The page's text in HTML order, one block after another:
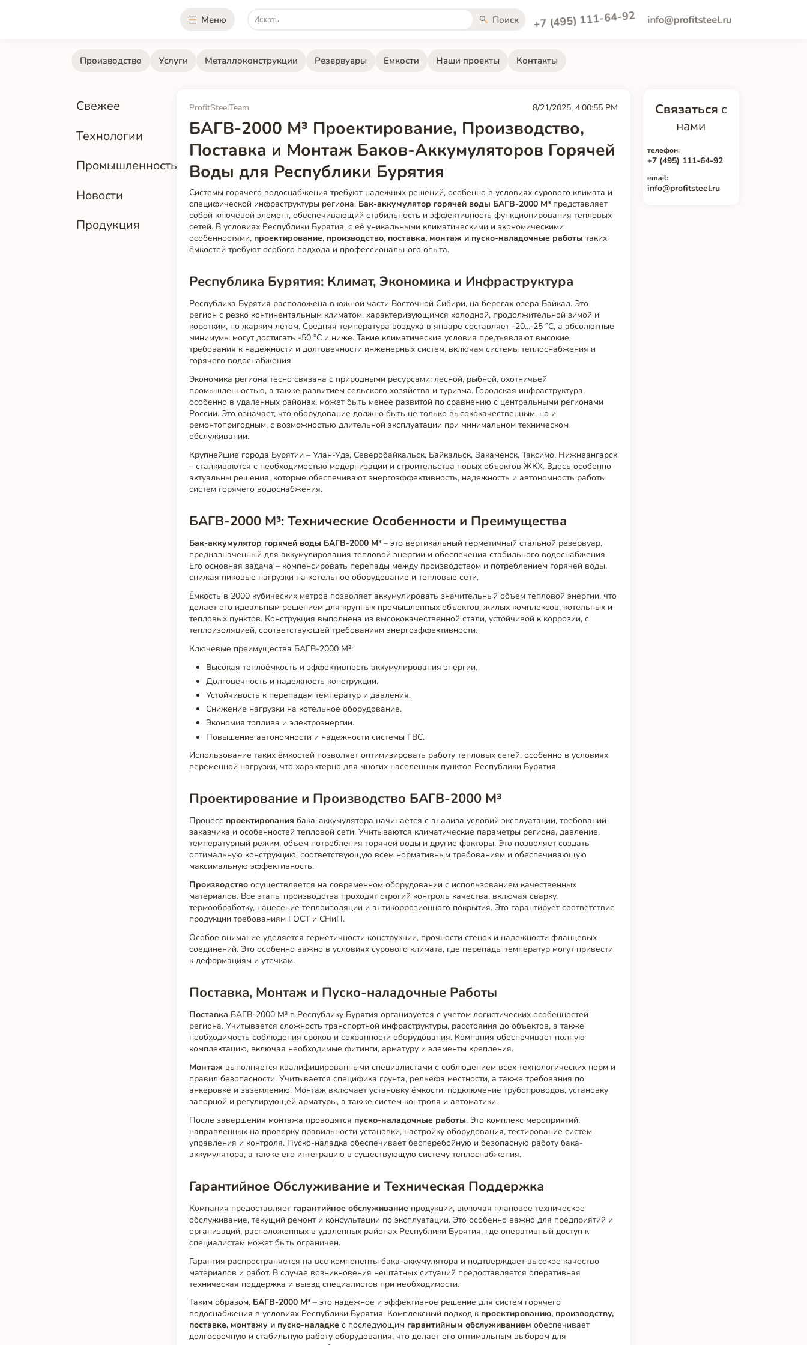
Меню Поиск +7 (495) 111-64-92 info@profitsteel.ru
Производство Услуги Металлоконструкции Резервуары Емкости Наши проекты Контакты
Свежее
Технологии
Промышленность
Новости
Продукция
ProfitSteelTeam 8/21/2025, 4:00:55 PM
БАГВ-2000 М³ Проектирование, Производство,
Поставка и Монтаж Баков-Аккумуляторов Горячей
Воды для Республики Бурятия
Системы горячего водоснабжения требуют надежных решений, особенно в условиях сурового климата и
специфической инфраструктуры региона. Бак-аккумулятор горячей воды БАГВ-2000 М³ представляет
собой ключевой элемент, обеспечивающий стабильность и эффективность функционирования тепловых
сетей. В условиях Республики Бурятия, с её уникальными климатическими и экономическими
особенностями, проектирование, производство, поставка, монтаж и пуско-наладочные работы таких
ёмкостей требуют особого подхода и профессионального опыта.
Республика Бурятия: Климат, Экономика и Инфраструктура
Республика Бурятия расположена в южной части Восточной Сибири, на берегах озера Байкал. Это
регион с резко континентальным климатом, характеризующимся холодной, продолжительной зимой и
коротким, но жарким летом. Средняя температура воздуха в январе составляет -20...-25 °C, а абсолютные
минимумы могут достигать -50 °C и ниже. Такие климатические условия предъявляют высокие
требования к надежности и долговечности инженерных систем, включая системы теплоснабжения и
горячего водоснабжения.
Экономика региона тесно связана с природными ресурсами: лесной, рыбной, охотничьей
промышленностью, а также развитием сельского хозяйства и туризма. Городская инфраструктура,
особенно в удаленных районах, может быть менее развитой по сравнению с центральными регионами
России. Это означает, что оборудование должно быть не только высококачественным, но и
ремонтопригодным, с возможностью длительной эксплуатации при минимальном техническом
обслуживании.
Крупнейшие города Бурятии – Улан-Удэ, Северобайкальск, Байкальск, Закаменск, Таксимо, Нижнеангарск
– сталкиваются с необходимостью модернизации и строительства новых объектов ЖКХ. Здесь особенно
актуальны решения, которые обеспечивают энергоэффективность, надежность и автономность работы
систем горячего водоснабжения.
БАГВ-2000 М³: Технические Особенности и Преимущества
Бак-аккумулятор горячей воды БАГВ-2000 М³ – это вертикальный герметичный стальной резервуар,
предназначенный для аккумулирования тепловой энергии и обеспечения стабильного водоснабжения.
Его основная задача – компенсировать перепады между производством и потреблением горячей воды,
снижая пиковые нагрузки на котельное оборудование и тепловые сети.
Ёмкость в 2000 кубических метров позволяет аккумулировать значительный объем тепловой энергии, что
делает его идеальным решением для крупных промышленных объектов, жилых комплексов, котельных и
тепловых пунктов. Конструкция выполнена из высококачественной стали, устойчивой к коррозии, с
теплоизоляцией, соответствующей требованиям энергоэффективности.
Ключевые преимущества БАГВ-2000 М³:
Высокая теплоёмкость и эффективность аккумулирования энергии.
Долговечность и надежность конструкции.
Устойчивость к перепадам температур и давления.
Снижение нагрузки на котельное оборудование.
Экономия топлива и электроэнергии.
Повышение автономности и надежности системы ГВС.
Использование таких ёмкостей позволяет оптимизировать работу тепловых сетей, особенно в условиях
переменной нагрузки, что характерно для многих населенных пунктов Республики Бурятия.
Проектирование и Производство БАГВ-2000 М³
Процесс проектирования бака-аккумулятора начинается с анализа условий эксплуатации, требований
заказчика и особенностей тепловой сети. Учитываются климатические параметры региона, давление,
температурный режим, объем потребления горячей воды и другие факторы. Это позволяет создать
оптимальную конструкцию, соответствующую всем нормативным требованиям и обеспечивающую
максимальную эффективность.
Производство осуществляется на современном оборудовании с использованием качественных
материалов. Все этапы производства проходят строгий контроль качества, включая сварку,
термообработку, нанесение теплоизоляции и антикоррозионного покрытия. Это гарантирует соответствие
продукции требованиям ГОСТ и СНиП.
Особое внимание уделяется герметичности конструкции, прочности стенок и надежности фланцевых
соединений. Это особенно важно в условиях сурового климата, где перепады температур могут привести
к деформациям и утечкам.
Поставка, Монтаж и Пуско-наладочные Работы
Поставка БАГВ-2000 М³ в Республику Бурятия организуется с учетом логистических особенностей
региона. Учитывается сложность транспортной инфраструктуры, расстояния до объектов, а также
необходимость соблюдения сроков и сохранности оборудования. Компания обеспечивает полную
комплектацию, включая необходимые фитинги, арматуру и элементы крепления.
Монтаж выполняется квалифицированными специалистами с соблюдением всех технологических норм и
правил безопасности. Учитывается специфика грунта, рельефа местности, а также требования по
анкеровке и заземлению. Монтаж включает установку ёмкости, подключение трубопроводов, установку
запорной и регулирующей арматуры, а также систем контроля и автоматики.
После завершения монтажа проводятся пуско-наладочные работы. Это комплекс мероприятий,
направленных на проверку правильности установки, настройку оборудования, тестирование систем
управления и контроля. Пуско-наладка обеспечивает бесперебойную и безопасную работу бака-
аккумулятора, а также его интеграцию в существующую систему теплоснабжения.
Гарантийное Обслуживание и Техническая Поддержка
Компания предоставляет гарантийное обслуживание продукции, включая плановое техническое
обслуживание, текущий ремонт и консультации по эксплуатации. Это особенно важно для предприятий и
организаций, расположенных в удаленных районах Республики Бурятия, где оперативный доступ к
специалистам может быть ограничен.
Гарантия распространяется на все компоненты бака-аккумулятора и подтверждает высокое качество
материалов и работ. В случае возникновения нештатных ситуаций предоставляется оперативная
техническая поддержка и выезд специалистов при необходимости.
Таким образом, БАГВ-2000 М³ – это надежное и эффективное решение для систем горячего
водоснабжения в условиях Республики Бурятия. Комплексный подход к проектированию, производству,
поставке, монтажу и пуско-наладке с последующим гарантийным обслуживанием обеспечивает
долгосрочную и стабильную работу оборудования, что делает его оптимальным выбором для
Связаться с
нами
телефон:
+7 (495) 111-64-92
email:
info@profitsteel.ru